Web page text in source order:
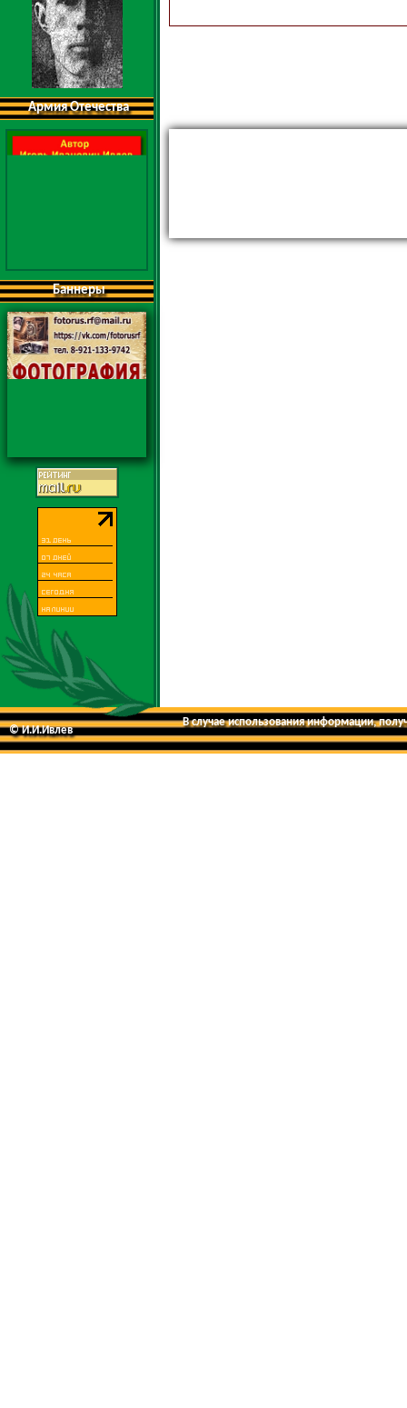
Армия Отечества
Баннеры
© И.И.Ивлев
В случае использования информации,